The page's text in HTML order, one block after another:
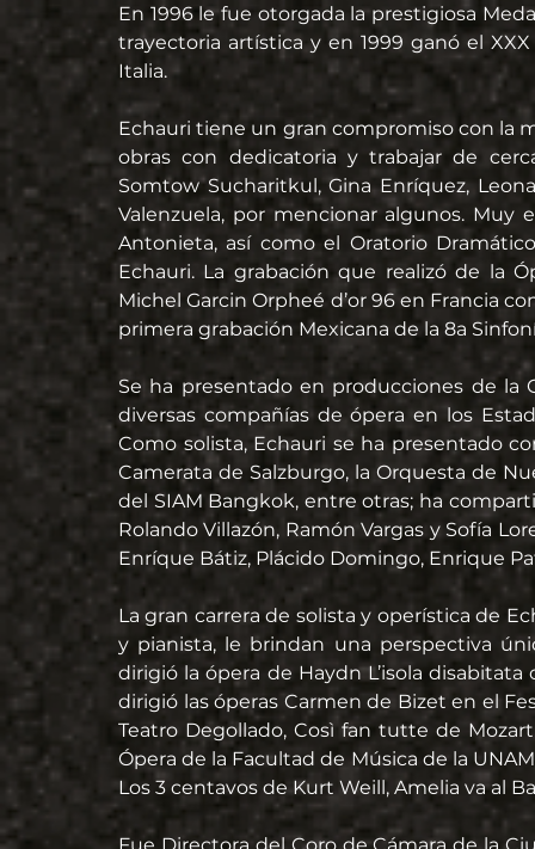
En 1996 le fue otorgada la prestigiosa
trayectoria artística y en 1999 ganó el
Italia.
Echauri tiene un gran compromiso con la
obras con dedicatoria y trabajar de
Somtow Sucharitkul, Gina Enríquez,
Valenzuela, por mencionar algunos. Muy
Antonieta, así como el Oratorio
Echauri. La grabación que realizó de la
Michel Garcin Orpheé d’or 96 en Francia
primera grabación Mexicana de la 8a
Se ha presentado en producciones de la
diversas compañías de ópera en los
Como solista, Echauri se ha presentado
Camerata de Salzburgo, la Orquesta de
del SIAM Bangkok, entre otras; ha
Rolando Villazón, Ramón Vargas y Sofía
Enríque Bátiz, Plácido Domingo, Enrique
La gran carrera de solista y operística de
y pianista, le brindan una perspectiva
dirigió la ópera de Haydn L’isola
dirigió las óperas Carmen de Bizet en el
Teatro Degollado, Così fan tutte de
Ópera de la Facultad de Música de la
Los 3 centavos de Kurt Weill, Amelia va al
Fue Directora del Coro de Cámara de la